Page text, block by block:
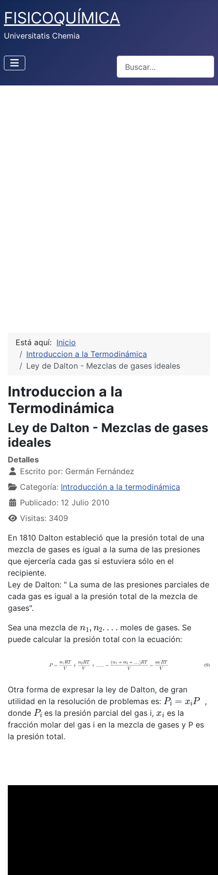
FISICOQUÍMICA
Universitatis Chemia
Está aquí: Inicio
Introduccion a la Termodinámica
Ley de Dalton - Mezclas de gases ideales
Introduccion a la
Termodinámica
Ley de Dalton - Mezclas de gases
ideales
Detalles
Escrito por: Germán Fernández
Categoría: Introducción a la termodinámica
Publicado: 12 Julio 2010
Visitas: 3409
En 1810 Dalton estableció que la presión total de una
mezcla de gases es igual a la suma de las presiones
que ejercería cada gas si estuviera sólo en el
recipiente.
Ley de Dalton: " La suma de las presiones parciales de
cada gas es igual a la presión total de la mezcla de
gases".
Sea una mezcla de
moles de gases. Se
puede calcular la presión total con la ecuación:
Otra forma de expresar la ley de Dalton, de gran
utilidad en la resolución de problemas es: Pi=xiP
,
donde Pi es la presión parcial del gas i,x i es la
fracción molar del gas i en la mezcla de gases y P es
la presión total.